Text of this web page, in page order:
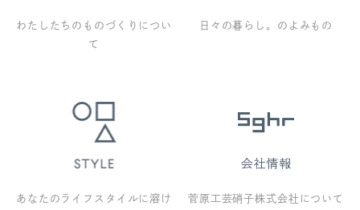
わたしたちのものづくりについ
て
日々の暮らし。のよみもの
あなたのライフスタイルに溶け
菅原工芸硝子株式会社について